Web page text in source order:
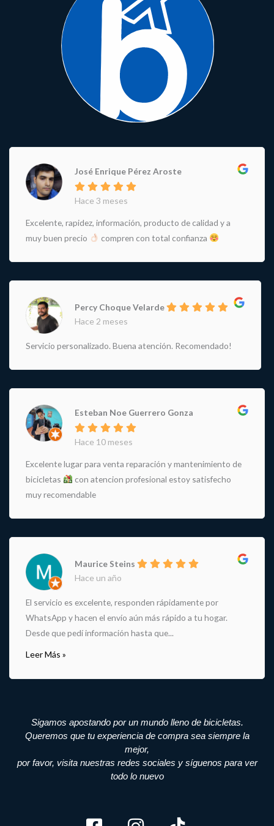
José Enrique Pérez Aroste
Hace 3 meses
Excelente, rapidez, información, producto de calidad y a
muy buen precio
compren con total confianza
Percy Choque Velarde
Hace 2 meses
Servicio personalizado. Buena atención. Recomendado!
Esteban Noe Guerrero Gonza
Hace 10 meses
Excelente lugar para venta reparación y mantenimiento de
bicicletas
con atencion profesional estoy satisfecho
muy recomendable
Maurice Steins
Hace un año
El servicio es excelente, responden rápidamente por
WhatsApp y hacen el envío aún más rápido a tu hogar.
Desde que pedí información hasta que...
Leer Más »
Sigamos apostando por un mundo lleno de bicicletas.
Queremos que tu experiencia de compra sea siempre la
mejor,
por favor, visita nuestras redes sociales y síguenos para ver
todo lo nuevo